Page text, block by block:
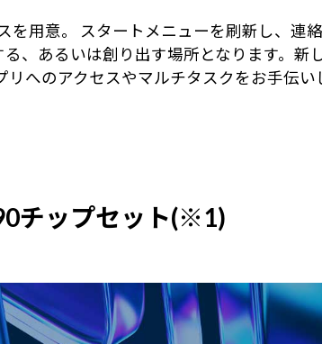
用意。 スタートメニューを刷新し、連
、あるいは創り出す場所となります。新
へのアクセスやマルチタスクをお手伝い
チップセット(※1)